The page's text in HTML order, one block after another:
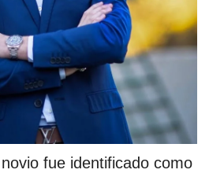
fue identificado como